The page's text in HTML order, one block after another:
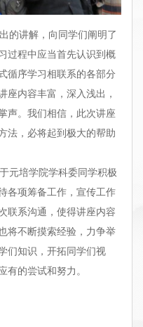
的讲解，向同学们阐明了
过程中应当首先认识到概
循序学习相联系的各部分
座内容丰富，深入浅出，
声。我们相信，此次讲座
法，必将起到极大的帮助
元培学院学科委同学积极
各项筹备工作，宣传工作
联系沟通，使得讲座内容
将不断摸索经验，力争举
们知识，开拓同学们视
有的尝试和努力。